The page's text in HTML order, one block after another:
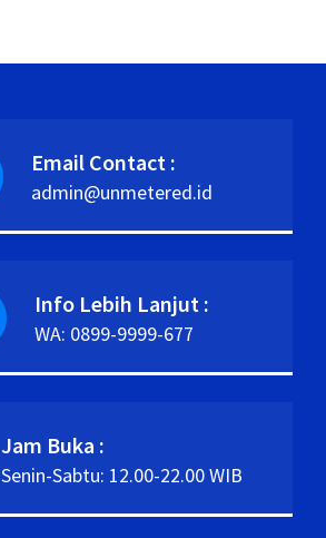
Email Contact :
admin@unmetered.id
Info Lebih Lanjut :
WA: 0899-9999-677
Jam Buka :
Senin-Sabtu: 12.00-22.00 WIB